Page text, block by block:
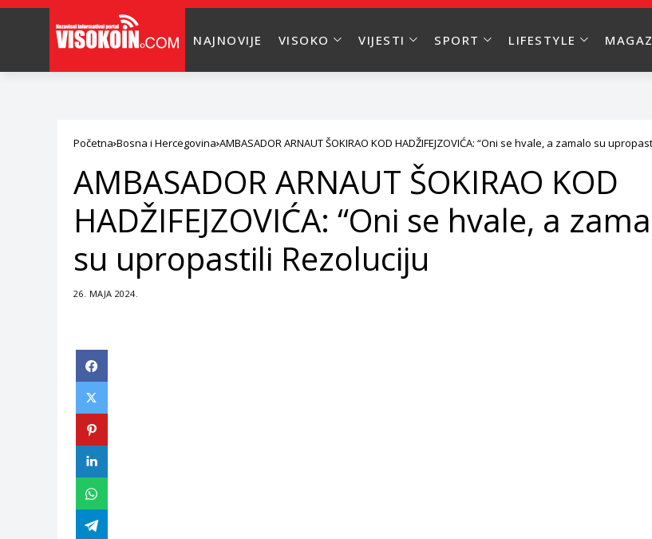
NAJNOVIJE VISOKO VIJESTI SPORT LIFESTYLE
Početna Bosna i Hercegovina AMBASADOR ARNAUT ŠOKIRAO KOD HADŽIFEJZOVIĆA: “Oni se hvale, a zamalo su
AMBASADOR ARNAUT ŠOKIRAO KOD
HADŽIFEJZOVIĆA: “Oni se hvale, a
su upropastili Rezoluciju
26. MAJA 2024.